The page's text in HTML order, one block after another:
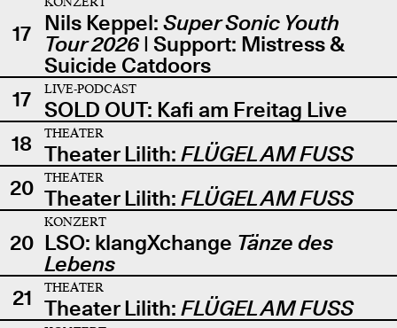
17 Nils Keppel: Super Sonic Youth
Tour 2026| Support: Mistress &
Suicide Catdoors
17
LIVE-PODCAST
SOLD OUT: Kafi am Freitag Live
18
THEATER
Theater Lilith: FLÜGEL AM FUSS
20
THEATER
Theater Lilith: FLÜGEL AM FUSS
20
KONZERT
LSO: klangXchange Tänze des
Lebens
21
THEATER
Theater Lilith: FLÜGEL AM FUSS